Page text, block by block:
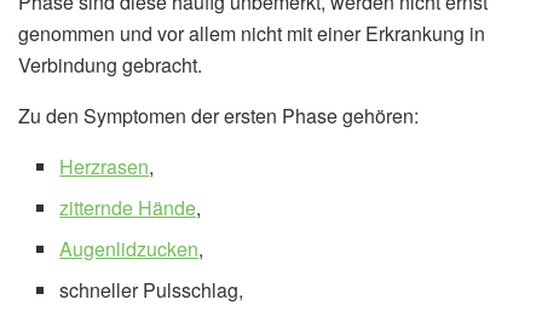
genommen und vor allem nicht mit einer Erkrankung in
Verbindung gebracht.
Zu den Symptomen der ersten Phase gehören:
Herzrasen,
zitternde Hände,
Augenlidzucken,
schneller Pulsschlag,